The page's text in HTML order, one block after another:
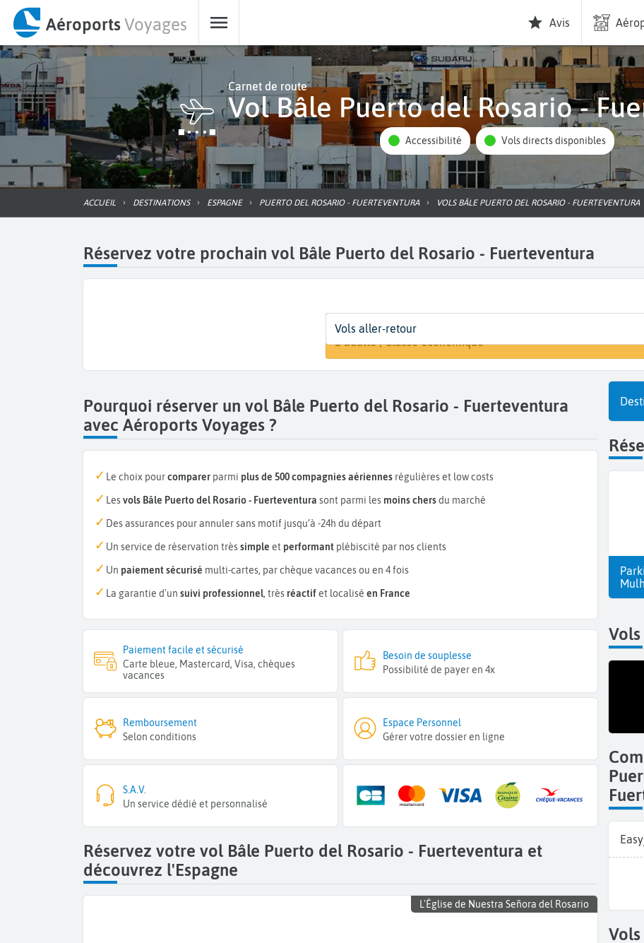
AéroportsVoyages Avis
Carnet de route
Vol Bâle Puerto del Rosario -
Accessibilité Vols directs disponibles
ACCUEIL DESTINATIONS ESPAGNE PUERTO DEL ROSARIO - FUERTEVENTURA VOLS BÂLE PUERTO DEL ROSARIO - FUERTEVENTURA
Réservez votre prochain vol Bâle Puerto del Rosario - Fuerteventura
Départ
Bâle (BSL)
Dates
Dates de votre voyage
Voyageurs | Classe
1 adulte | Classe économique
Vols aller-retour
Pourquoi réserver un vol Bâle Puerto del Rosario - Fuerteventura
avec Aéroports Voyages ?
Le choix pourcomparer parmi plus de 500 compagnies aériennes régulières et low costs
Lesvols Bâle Puerto del Rosario - Fuerteventura sont parmi les moins chersdu marché
Des assurances pour annuler sans motif jusqu’à -24h du départ
Un service de réservation trèssimple et performant plébiscité par nos clients
Un paiement sécurisé multi-cartes, par chèque vacances ou en 4 fois
La garantie d'un suivi professionnel, très réactifet localisé en France
Paiement facile et sécurisé
Carte bleue, Mastercard, Visa, chèques
vacances
Besoin de souplesse
Possibilité de payer en 4x
Remboursement
Selon conditions
Espace Personnel
Gérer votre dossier en ligne
S.A.V.
Un service dédié et personnalisé
Réservez votre vol Bâle Puerto del Rosario - Fuerteventura et
découvrez l'Espagne
L'Église de Nuestra Señora del Rosario
Vols